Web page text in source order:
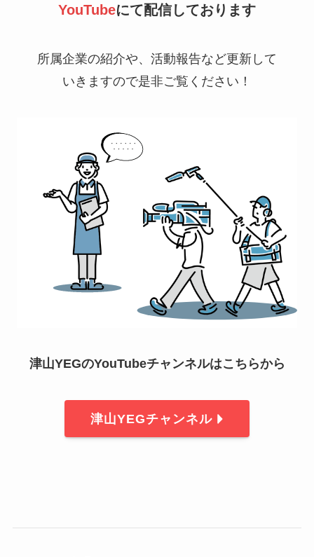
YouTubeにて配信しております
所属企業の紹介や、活動報告など更新して
いきますので是非ご覧ください！
津山YEGのYouTubeチャンネルはこちらから
津山YEGチャンネル